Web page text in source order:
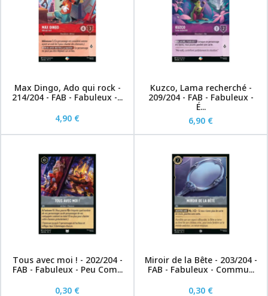
Max Dingo, Ado qui rock -
214/204 - FAB - Fabuleux -...
4,90 €
Kuzco, Lama recherché -
209/204 - FAB - Fabuleux -
É...
6,90 €
Tous avec moi ! - 202/204 -
FAB - Fabuleux - Peu Com...
0,30 €
Miroir de la Bête - 203/204 -
FAB - Fabuleux - Commu...
0,30 €